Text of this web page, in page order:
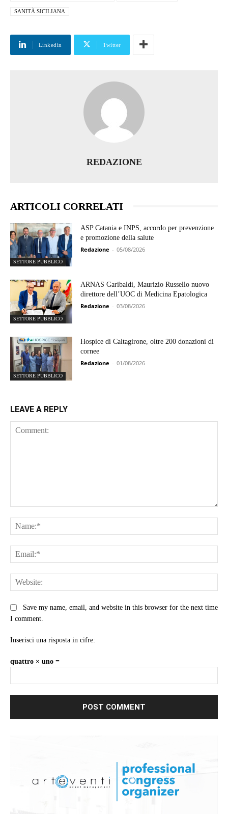
SANITÀ SICILIANA
Linkedin Twitter
REDAZIONE
ARTICOLI CORRELATI
SETTORE PUBBLICO
ASP Catania e INPS, accordo per prevenzione
e promozione della salute
Redazione - 05/08/2026
SETTORE PUBBLICO
ARNAS Garibaldi, Maurizio Russello nuovo
direttore dell’UOC di Medicina Epatologica
Redazione - 03/08/2026
SETTORE PUBBLICO
Hospice di Caltagirone, oltre 200 donazioni di
cornee
Redazione - 01/08/2026
LEAVE A REPLY
Save my name, email, and website in this browser for the next time
I comment.
Inserisci una risposta in cifre:
quattro × uno =